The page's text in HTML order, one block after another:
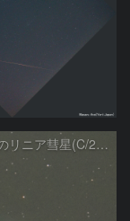
光害の中のリニア彗星(C/2012 X1)